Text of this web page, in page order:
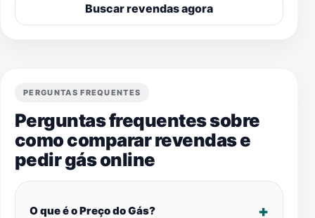
Buscar revendas agora
PERGUNTAS FREQUENTES
Perguntas frequentes sobre
como comparar revendas e
pedir gás online
O que é o Preço do Gás?